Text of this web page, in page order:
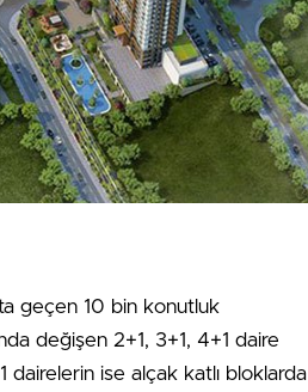
geçen 10 bin konutluk
değişen 2+1, 3+1, 4+1 daire
dairelerin ise alçak katlı bloklarda